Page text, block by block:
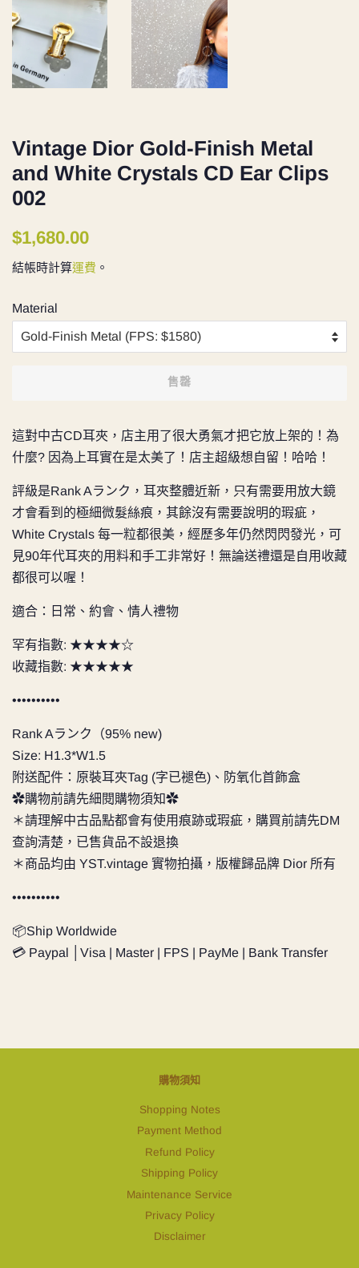
Vintage Dior Gold-Finish Metal
and White Crystals CD Ear Clips
002
定
$1,680.00
結帳時計算運費 。
Material
售罄
這對中古CD耳夾，店主用了很大勇氣才把它放上架的！為
什麼? 因為上耳實在是太美了！店主超級想自留！哈哈！
評級是Rank Aランク，耳夾整體近新，只有需要用放大鏡
才會看到的極細微髮絲痕，其餘沒有需要說明的瑕疵，
White Crystals 每一粒都很美，經歷多年仍然閃閃發光，可
見90年代耳夾的用料和手工非常好！無論送禮還是自用收藏
都很可以喔！
適合：日常、約會、情人禮物
罕有指數: ★★★★☆
收藏指數: ★★★★★
••••••••••
Rank Aランク（95% new)
Size: H1.3*W1.5
附送配件：原裝耳夾Tag (字已褪色)、防氧化首飾盒
✿購物前請先細閱購物須知✿
＊請理解中古品點都會有使用痕跡或瑕疵，購買前請先DM
查詢清楚，已售貨品不設退換
＊商品均由 YST.vintage 實物拍攝，版權歸品牌 Dior 所有
••••••••••
📦Ship Worldwide
💳 Paypal │Visa | Master | FPS | PayMe | Bank Transfer
購物須知
Shopping Notes
Payment Method
Refund Policy
Shipping Policy
Maintenance Service
Privacy Policy
Disclaimer